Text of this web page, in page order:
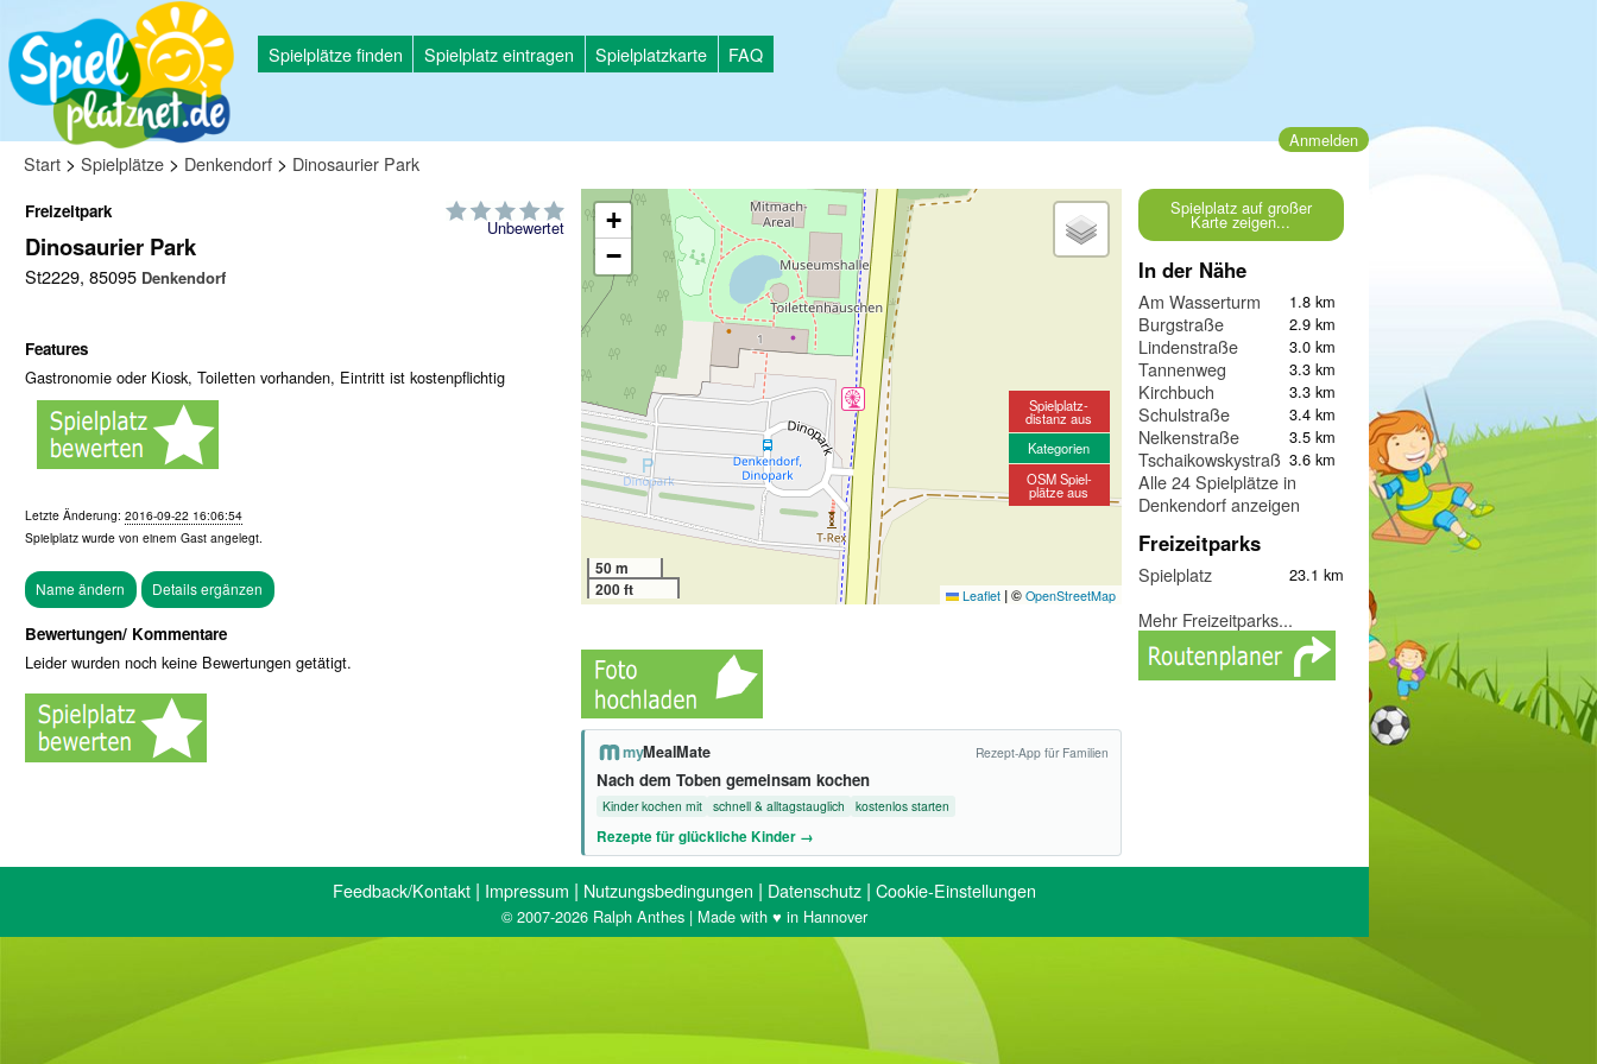
Spielplätze finden Spielplatz eintragen Spielplatzkarte FAQ
Anmelden
Start > Spielplätze > Denkendorf > Dinosaurier Park
Unbewertet
Freizeitpark
Dinosaurier Park
St2229, 85095 Denkendorf
Features
Gastronomie oder Kiosk, Toiletten vorhanden, Eintritt ist kostenpflichtig
Letzte Änderung: 2016-09-22 16:06:54
Spielplatz wurde von einem Gast angelegt.
Bewertungen/ Kommentare
Leider wurden noch keine Bewertungen getätigt.
+
−
50 m
200 ft
Leaflet |© OpenStreetMap
Spielplatz-
distanz aus
Kategorien
OSM Spiel-
plätze aus
myMealMate Rezept-App für Familien
Nach dem Toben gemeinsam kochen
Kinder kochen mit schnell & alltagstauglich kostenlos starten
Rezepte für glückliche Kinder →
Spielplatz auf großer
Karte zeigen...
In der Nähe
Am Wasserturm 1.8 km
Burgstraße 2.9 km
Lindenstraße 3.0 km
Tannenweg 3.3 km
Kirchbuch 3.3 km
Schulstraße 3.4 km
Nelkenstraße 3.5 km
Tschaikowskystraße3.6 km
Alle 24 Spielplätze in
Denkendorf anzeigen
Freizeitparks
Spielplatz 23.1 km
Mehr Freizeitparks...
Feedback/Kontakt | Impressum | Nutzungsbedingungen | Datenschutz | Cookie-Einstellungen
© 2007-2026 Ralph Anthes | Made with ♥ in Hannover